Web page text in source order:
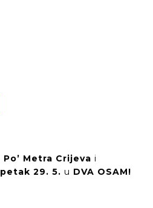
Po’ Metra Crijeva i
petak 29. 5. u DVA OSAM!